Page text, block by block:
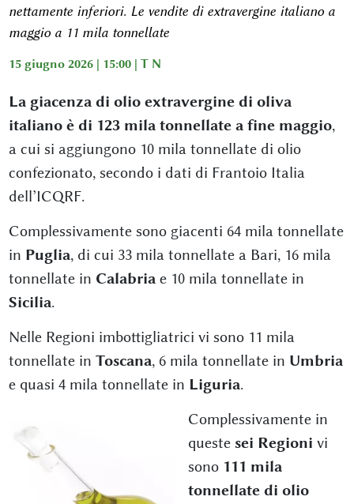
nettamente inferiori. Le vendite di extravergine italiano a
maggio a 11 mila tonnellate
15 giugno 2026 | 15:00 | T N
La giacenza di olio extravergine di oliva
italiano è di 123 mila tonnellate a fine maggio,
a cui si aggiungono 10 mila tonnellate di olio
confezionato, secondo i dati di Frantoio Italia
dell’ICQRF.
Complessivamente sono giacenti 64 mila tonnellate
in Puglia, di cui 33 mila tonnellate a Bari, 16 mila
tonnellate in Calabriae 10 mila tonnellate in
Sicilia.
Nelle Regioni imbottigliatrici vi sono 11 mila
tonnellate in Toscana, 6 mila tonnellate in Umbria
e quasi 4 mila tonnellate in Liguria.
Complessivamente in
queste sei Regioni vi
sono 111 mila
tonnellate di olio